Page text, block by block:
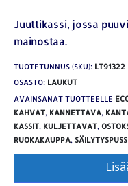
Juuttikassi, jossa
mainostaa.
TUOTETUNNUS (SKU): LT91322
OSASTO: LAUKUT
AVAINSANAT TUOTTEELLE
KAHVAT, KANNETTAVA,
KASSIT, KULJETTAVAT,
RUOKAKAUPPA,